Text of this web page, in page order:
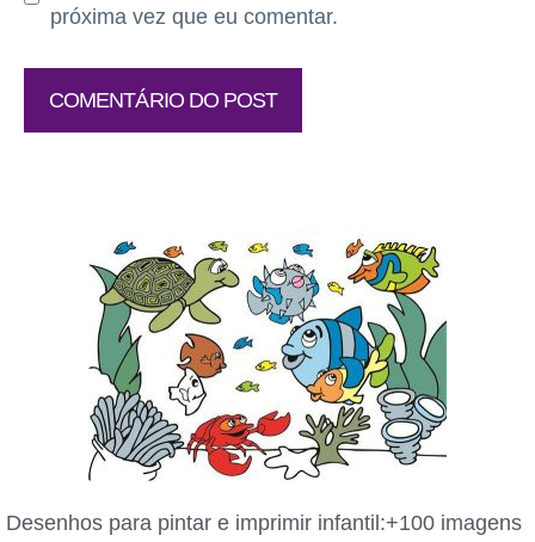
próxima vez que eu comentar.
Desenhos para pintar e imprimir infantil:+100 imagens